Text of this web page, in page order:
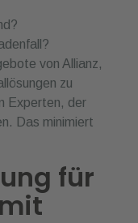
von Allianz,
zu
Experten, der
Das minimiert
für